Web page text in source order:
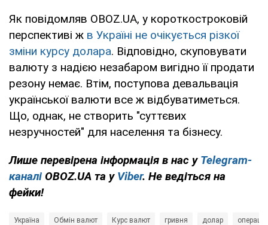
Як повідомляв OBOZ.UA, у короткостроковій
перспективі ж в Україні не очікується різкої
зміни курсу долара. Відповідно, скуповувати
валюту з надією незабаром вигідно її продати
резону немає. Втім, поступова девальвація
української валюти все ж відбуватиметься.
Що, однак, не створить "суттєвих
незручностей" для населення та бізнесу.
Лише перевірена інформація в нас у Telegram-
каналі OBOZ.UA та у Viber. Не ведіться на
фейки!
Україна Обмін валют Курс валют гривня долар